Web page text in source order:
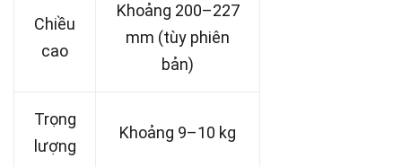
Chiều
cao
Khoảng 200–227
mm (tùy phiên
bản)
Trọng
lượng
Khoảng 9–10 kg